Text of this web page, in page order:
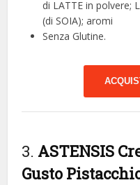
di LATTE in polvere;
(di SOIA); aromi
Senza Glutine.
3. ASTENSIS
Gusto